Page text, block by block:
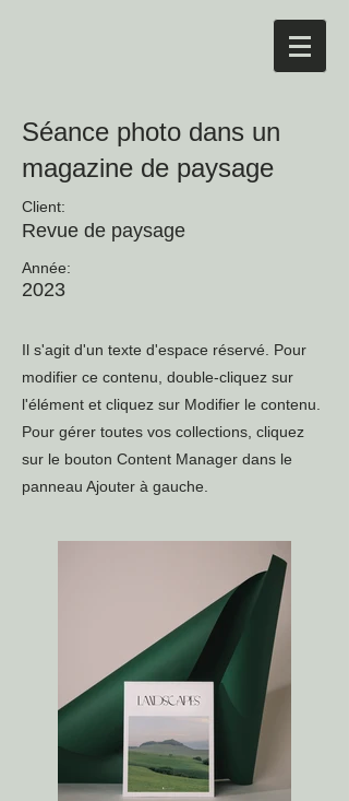
Séance photo dans un
magazine de paysage
Client:
Revue de paysage
Année:
2023
Il s'agit d'un texte d'espace réservé. Pour
modifier ce contenu, double-cliquez sur
l'élément et cliquez sur Modifier le contenu.
Pour gérer toutes vos collections, cliquez
sur le bouton Content Manager dans le
panneau Ajouter à gauche.